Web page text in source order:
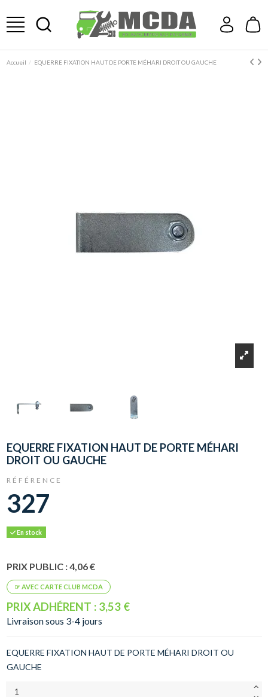
Accueil EQUERRE FIXATION HAUT DE PORTE MÉHARI DROIT OU GAUCHE
EQUERRE FIXATION HAUT DE PORTE MÉHARI
DROIT OU GAUCHE
RÉFÉRENCE
327
En stock
PRIX PUBLIC : 4,06 €
PRIX ADHÉRENT : 3,53 €
Livraison sous 3-4 jours
EQUERRE FIXATION HAUT DE PORTE MÉHARI DROIT OU
GAUCHE